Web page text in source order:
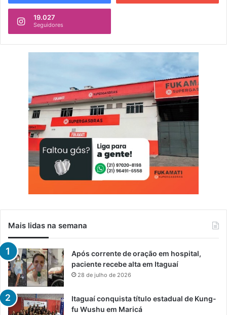
19.027
Seguidores
Mais lidas na semana
Após corrente de oração em hospital,
paciente recebe alta em Itaguaí
28 de julho de 2026
Itaguaí conquista título estadual de Kung-
fu Wushu em Maricá